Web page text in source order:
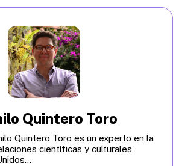
Quintero Toro
Quintero Toro es un experto en la
científicas y culturales